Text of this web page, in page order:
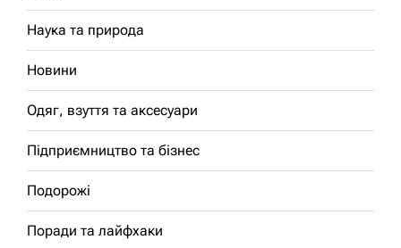
Наука та природа
Новини
Одяг, взуття та аксесуари
Підприємництво та бізнес
Подорожі
Поради та лайфхаки